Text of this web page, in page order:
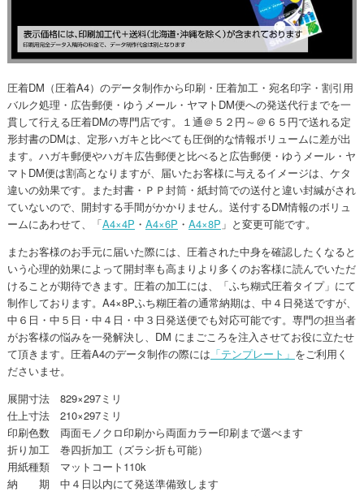
圧着DM（圧着A4）のデータ制作から印刷・圧着加工・宛名印字・割引用
バルク処理・広告郵便・ゆうメール・ヤマトDM便への発送代行までを一
貫して行える圧着DMの専門店です。１通＠５２円～＠６５円で送れる定
形封書のDMは、定形ハガキと比べても圧倒的な情報ボリュームに差が出
ます。ハガキ郵便やハガキ広告郵便と比べると広告郵便・ゆうメール・ヤ
マトDM便は割高となりますが、届いたお客様に与えるイメージは、ケタ
違いの効果です。また封書・ＰＰ封筒・紙封筒での送付と違い封緘がされ
ていないので、開封する手間がかかりません。送付するDM情報のボリュ
ームにあわせて、「A4×4P ・ A4×6P ・ A4×8P 」と変更可能です。
またお客様のお手元に届いた際には、圧着された中身を確認したくなると
いう心理的効果によって開封率も高まりより多くのお客様に読んでいただ
けることが期待できます。圧着の加工には、「ふち糊式圧着タイプ」にて
制作しております。A4×8Pふち糊圧着の通常納期は、中４日発送ですが、
中６日・中５日・中４日・中３日発送便でも対応可能です。専門の担当者
がお客様の悩みを一発解決し、DM にまごころを注入させてお役に立たせ
て頂きます。圧着A4のデータ制作の際には 「テンプレート」 をご利用く
ださいませ。
展開寸法 829×297ミリ
仕上寸法 210×297ミリ
印刷色数 両面モノクロ印刷から両面カラー印刷まで選べます
折り加工 巻四折加工（ズラシ折も可能）
用紙種類 マットコート110k
納 期 中４日以内にて発送準備致します